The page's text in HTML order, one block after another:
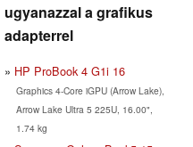
ugyanazzal a grafikus
adapterrel
HP ProBook 4 G1i 16
Graphics 4-Core iGPU (Arrow Lake),
Arrow Lake Ultra 5 225U, 16.00",
1.74 kg